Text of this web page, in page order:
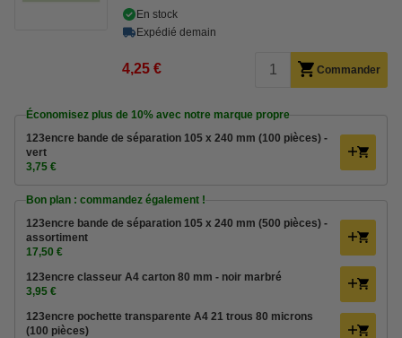
En stock
Expédié demain
4,25 € Commander
Économisez plus de 10% avec notre marque propre
123encre bande de séparation 105 x 240 mm (100 pièces) -
vert
3,75 €
Bon plan : commandez également !
123encre bande de séparation 105 x 240 mm (500 pièces) -
assortiment
17,50 €
123encre classeur A4 carton 80 mm - noir marbré
3,95 €
123encre pochette transparente A4 21 trous 80 microns
(100 pièces)